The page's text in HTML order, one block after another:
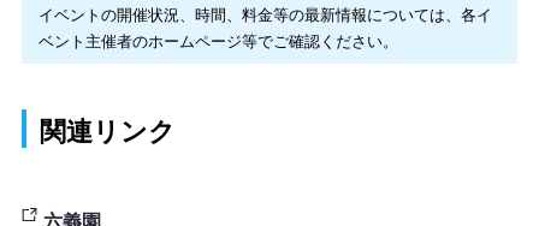
イベントの開催状況、時間、料金等の最新情報については、各イ
ベント主催者のホームページ等でご確認ください。
関連リンク